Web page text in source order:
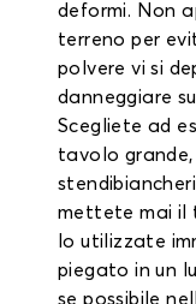
deformi. Non
terreno per
polvere vi si
danneggiare
Scegliete ad
tavolo grande,
mettete mai il
lo utilizzate
piegato in un
se possibile